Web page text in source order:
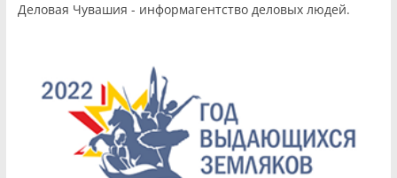
Деловая Чувашия - информагентство деловых людей.